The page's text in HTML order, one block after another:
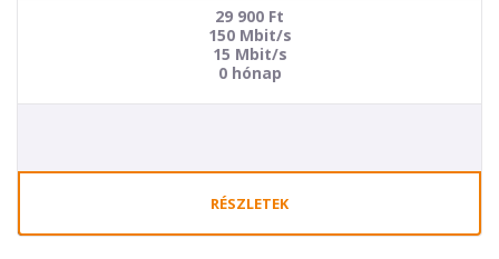
29 900 Ft
150 Mbit/s
15 Mbit/s
0 hónap
RÉSZLETEK